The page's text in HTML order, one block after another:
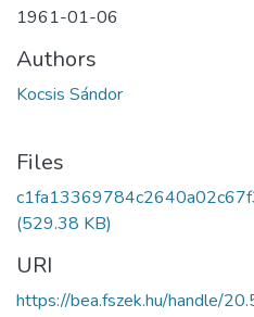
1961-01-06
Authors
Kocsis Sándor
Files
(529.38 KB)
URI
https://bea.fszek.hu/handle/